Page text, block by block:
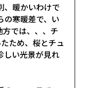
、暖かいわけで
の寒暖差で、い
方では、、、チ
ため、桜とチュ
しい光景が見れ